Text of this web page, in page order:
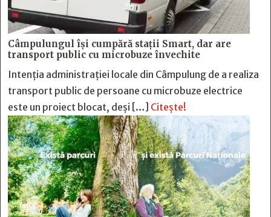
Câmpulungul îşi cumpără staţii Smart, dar are
transport public cu microbuze învechite
Intenția administrației locale din Câmpulung de a realiza
transport public de persoane cu microbuze electrice
este un proiect blocat, deși […] Citește!